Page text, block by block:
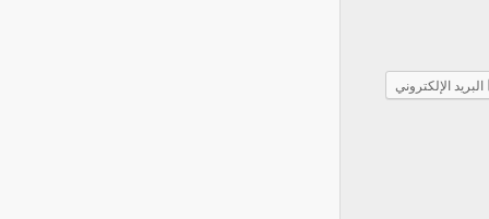
البريد الإلكتروني